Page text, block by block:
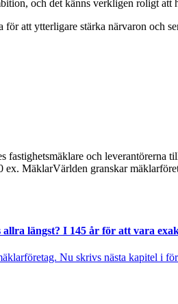
och det känns verkligen roligt
att ytterligare stärka närvaron och
och
ex. MäklarVärlden granskar
längst? I 145 år för att vara
Nu skrivs nästa kapitel i